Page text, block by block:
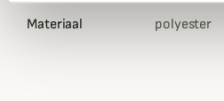
Materiaal polyester